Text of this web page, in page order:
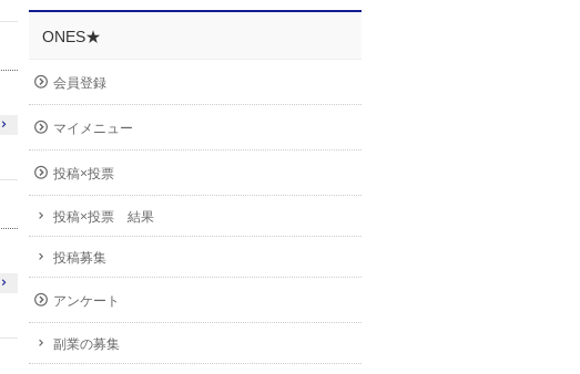
ONES★
会員登録
マイメニュー
投稿×投票
投稿×投票 結果
投稿募集
アンケート
副業の募集